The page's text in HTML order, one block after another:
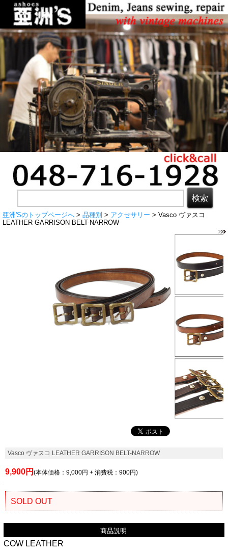
亜洲'Sのトップページへ > 品種別 > アクセサリー > Vasco ヴァスコ
LEATHER GARRISON BELT-NARROW
Vasco ヴァスコ LEATHER GARRISON BELT-NARROW
9,900円 (本体価格：9,000円 + 消費税：900円)
SOLD OUT
商品説明
COW LEATHER